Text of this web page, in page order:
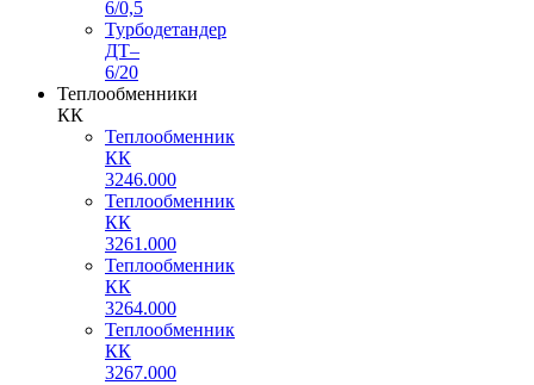
6/0,5
Турбодетандер
ДТ–
6/20
Теплообменники
КК
Теплообменник
КК
3246.000
Теплообменник
КК
3261.000
Теплообменник
КК
3264.000
Теплообменник
КК
3267.000